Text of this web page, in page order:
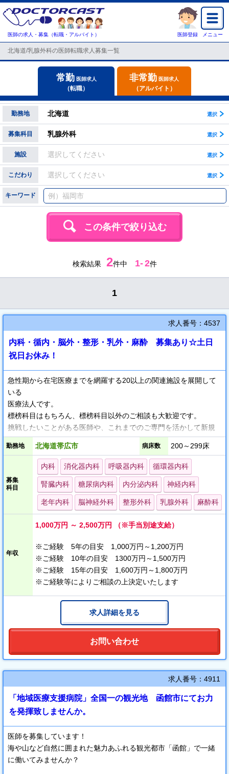
医師の求人・募集（転職・アルバイト） 医師登録 メニュー
北海道/乳腺外科の医師転職求人募集一覧
常勤 医師求人
（転職）
非常勤 医師求人
（アルバイト）
勤務地 北海道
募集科目 乳腺外科
施設 選択してください
こだわり 選択してください
キーワード
この条件で絞り込む
検索結果 2件中 1-2件
1
求人番号：4537
内科・循内・脳外・整形・乳外・麻酔 募集あり☆土日
祝日お休み！
急性期から在宅医療までを網羅する20以上の関連施設を展開して
いる
医療法人です。
標榜科目はもちろん、標榜科目以外のご相談も大歓迎です。
挑戦したいことがある医師や、これまでのご専門を活かして新規
立ち上げを
行いたい医師にぴったりな環境です。
変わりゆく時代の中で、新しい医療モデルの構築に挑む医師を求
めています。
☆土日祝日お休みです。
☆とかち帯広空港から車で20分の立地です。
☆帰省手当も相談可能です。
勤務地 北海道帯広市 病床数 200～299床
募集
科目
内科 消化器内科 呼吸器内科 循環器内科
腎臓内科 糖尿病内科 内分泌内科 神経内科
老年内科 脳神経外科 整形外科 乳腺外科 麻酔科
年収
1,000万円 ～ 2,500万円 （※手当別途支給）
※ご経験 5年の目安 1,000万円～1,200万円
※ご経験 10年の目安 1300万円～1,500万円
※ご経験 15年の目安 1,600万円～1,800万円
※ご経験等によりご相談の上決定いたします
求人詳細を見る
お問い合わせ
求人番号：4911
「地域医療支援病院」全国一の観光地 函館市にてお力
を発揮致しませんか。
医師を募集しています！
海や山など自然に囲まれた魅力あふれる観光都市「函館」で一緒
に働いてみませんか？